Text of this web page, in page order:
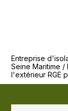
Entreprise
Seine Maritime
l'extérieur RGE